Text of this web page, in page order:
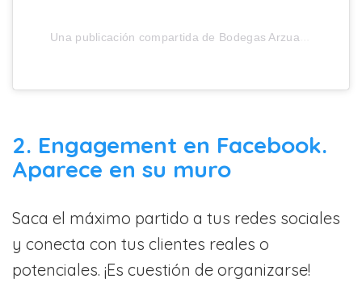
2. Engagement en Facebook.
Aparece en su muro
Saca el máximo partido a tus redes sociales
y conecta con tus clientes reales o
potenciales. ¡Es cuestión de organizarse!